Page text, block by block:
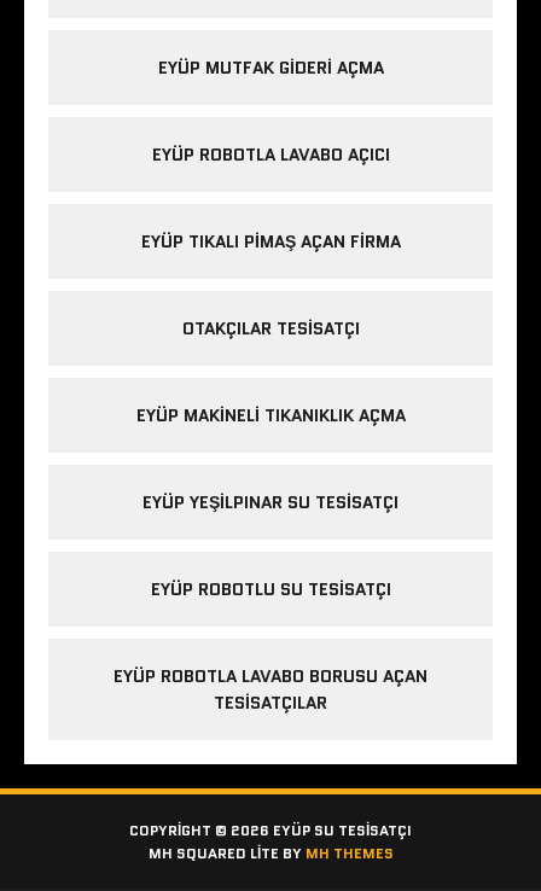
EYÜP MUTFAK GIDERI AÇMA
EYÜP ROBOTLA LAVABO AÇICI
EYÜP TIKALI PIMAŞ AÇAN FIRMA
OTAKÇILAR TESISATÇI
EYÜP MAKINELI TIKANIKLIK AÇMA
EYÜP YEŞILPINAR SU TESISATÇI
EYÜP ROBOTLU SU TESISATÇI
EYÜP ROBOTLA LAVABO BORUSU AÇAN
TESISATÇILAR
COPYRIGHT © 2026 EYÜP SU TESISATÇI
MH SQUARED LITE BY MH THEMES